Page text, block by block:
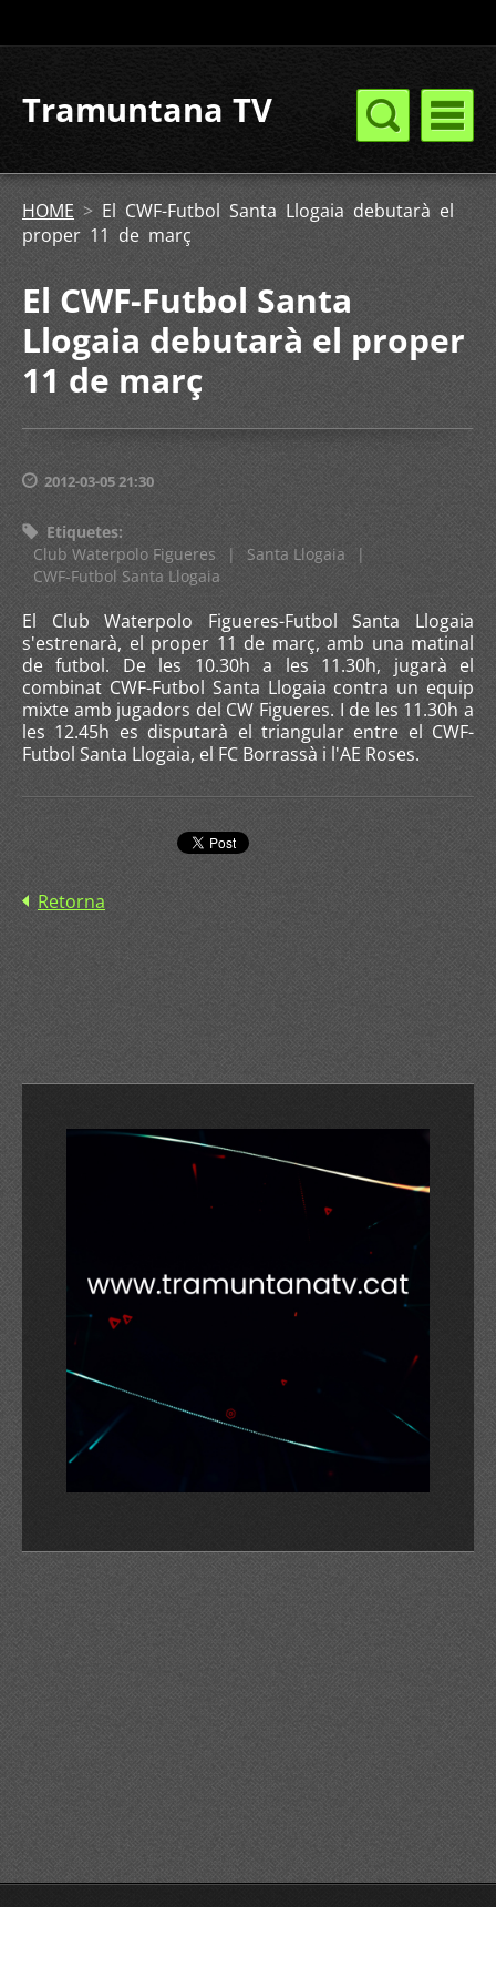
Tramuntana TV
HOME > El CWF-Futbol Santa Llogaia debutarà el
proper 11 de març
El CWF-Futbol Santa
Llogaia debutarà el proper
11 de març
2012-03-05 21:30
Etiquetes:
Club Waterpolo Figueres
| Santa Llogaia
|
CWF-Futbol Santa Llogaia
El Club Waterpolo Figueres-Futbol Santa Llogaia
s'estrenarà, el proper 11 de març, amb una matinal
de futbol. De les 10.30h a les 11.30h, jugarà el
combinat CWF-Futbol Santa Llogaia contra un equip
mixte amb jugadors del CW Figueres. I de les 11.30h a
les 12.45h es disputarà el triangular entre el CWF-
Futbol Santa Llogaia, el FC Borrassà i l'AE Roses.
Retorna